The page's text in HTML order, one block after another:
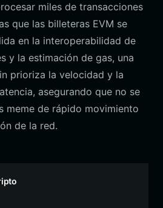
miles de transacciones
que las billeteras EVM se
en la interoperabilidad de
y la estimación de gas, una
prioriza la velocidad y la
asegurando que no se
meme de rápido movimiento
de la red.